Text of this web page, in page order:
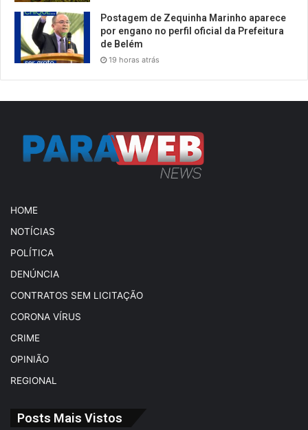
Postagem de Zequinha Marinho aparece
por engano no perfil oficial da Prefeitura
de Belém
19 horas atrás
HOME
NOTÍCIAS
POLÍTICA
DENÚNCIA
CONTRATOS SEM LICITAÇÃO
CORONA VÍRUS
CRIME
OPINIÃO
REGIONAL
Posts Mais Vistos